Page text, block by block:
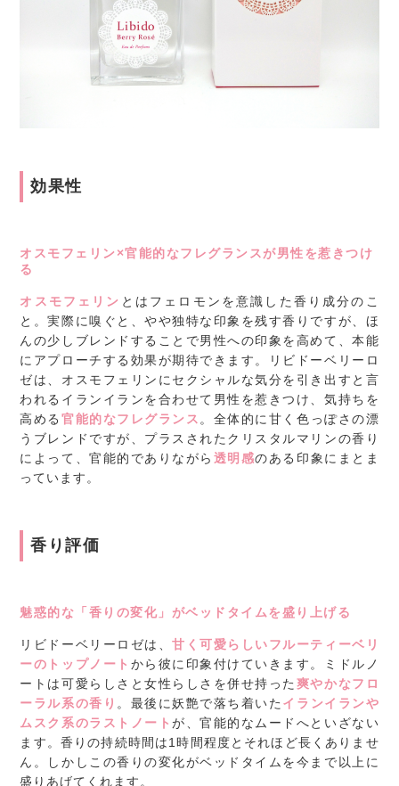
効果性
オスモフェリン×官能的なフレグランスが男性を惹きつけ
る
オスモフェリン とはフェロモンを意識した香り成分のこ
と。実際に嗅ぐと、やや独特な印象を残す香りですが、ほ
んの少しブレンドすることで男性への印象を高めて、本能
にアプローチする効果が期待できます。リビドーベリーロ
ゼは、オスモフェリンにセクシャルな気分を引き出すと言
われるイランイランを合わせて男性を惹きつけ、気持ちを
高める 官能的なフレグランス 。全体的に甘く色っぽさの漂
うブレンドですが、プラスされたクリスタルマリンの香り
によって、官能的でありながら 透明感のある印象にまとま
っています。
香り評価
魅惑的な「香りの変化」がベッドタイムを盛り上げる
リビドーベリーロゼは、甘く可愛らしいフルーティーベリ
ーのトップノート から彼に印象付けていきます。ミドルノ
ートは可愛らしさと女性らしさを併せ持った 爽やかなフロ
ーラル系の香り 。最後に妖艶で落ち着いた イランイランや
ムスク系のラストノートが、官能的なムードへといざない
ます。香りの持続時間は1時間程度とそれほど長くありませ
ん。しかしこの香りの変化がベッドタイムを今まで以上に
盛りあげてくれます。